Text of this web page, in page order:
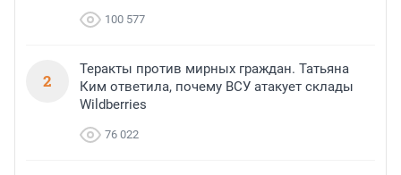
100 577
2
Теракты против мирных граждан. Татьяна
Ким ответила, почему ВСУ атакует склады
Wildberries
76 022